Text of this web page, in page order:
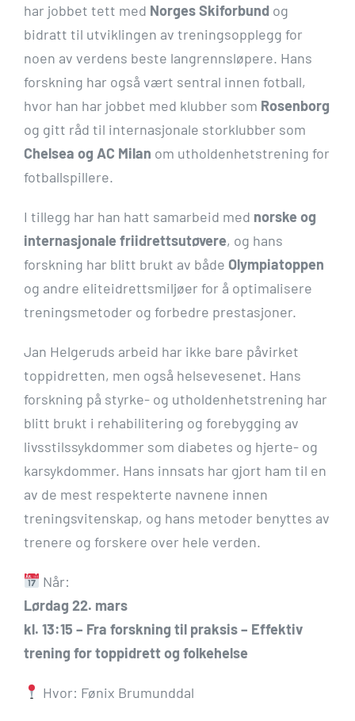
har jobbet tett med Norges Skiforbundog
bidratt til utviklingen av treningsopplegg for
noen av verdens beste langrennsløpere. Hans
forskning har også vært sentral innen fotball,
hvor han har jobbet med klubber som Rosenborg
og gitt råd til internasjonale storklubber som
Chelsea og AC Milan om utholdenhetstrening for
fotballspillere.
I tillegg har han hatt samarbeid med norske og
internasjonale friidrettsutøvere, og hans
forskning har blitt brukt av både Olympiatoppen
og andre eliteidrettsmiljøer for å optimalisere
treningsmetoder og forbedre prestasjoner.
Jan Helgeruds arbeid har ikke bare påvirket
toppidretten, men også helsevesenet. Hans
forskning på styrke- og utholdenhetstrening har
blitt brukt i rehabilitering og forebygging av
livsstilssykdommer som diabetes og hjerte- og
karsykdommer. Hans innsats har gjort ham til en
av de mest respekterte navnene innen
treningsvitenskap, og hans metoder benyttes av
trenere og forskere over hele verden.
Når:
Lørdag 22. mars
kl. 13:15 – Fra forskning til praksis – Effektiv
trening for toppidrett og folkehelse
Hvor: Fønix Brumunddal